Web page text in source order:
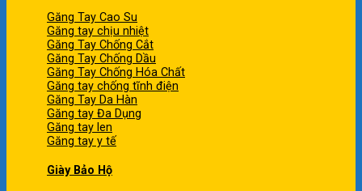
Găng Tay Cao Su
Găng tay chịu nhiệt
Găng Tay Chống Cắt
Găng Tay Chống Dầu
Găng Tay Chống Hóa Chất
Găng tay chống tĩnh điện
Găng Tay Da Hàn
Găng tay Đa Dụng
Găng tay len
Găng tay y tế
Giày Bảo Hộ